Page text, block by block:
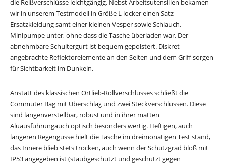
die Reißverschlüsse leichtgängig. Nebst Arbeitsutensilien bekamen
wir in unserem Testmodell in Größe L locker einen Satz
Ersatzkleidung samt einer kleinen Vesper sowie Schlauch,
Minipumpe unter, ohne dass die Tasche überladen war. Der
abnehmbare Schultergurt ist bequem gepolstert. Diskret
angebrachte Reflektorelemente an den Seiten und dem Griff sorgen
für Sichtbarkeit im Dunkeln.
Anstatt des klassischen Ortlieb-Rollverschlusses schließt die
Commuter Bag mit Überschlag und zwei Steckverschlüssen. Diese
sind längenverstellbar, robust und in ihrer matten
Aluausführungauch optisch besonders wertig. Heftigen, auch
längeren Regengüsse hielt die Tasche im dreimonatigen Test stand,
das Innere blieb stets trocken, auch wenn der Schutzgrad bloß mit
IP53 angegeben ist (staubgeschützt und geschützt gegen